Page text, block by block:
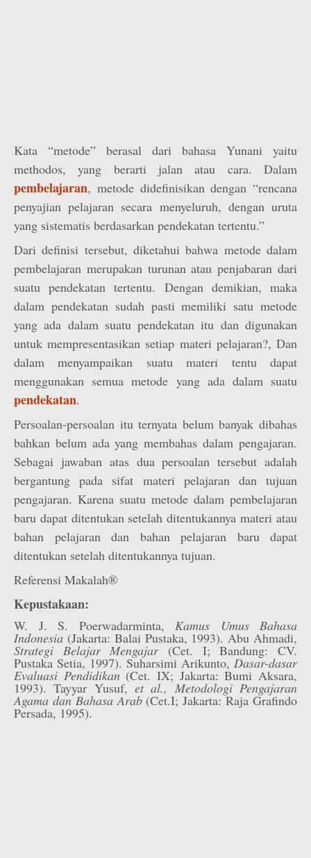
Kata “metode” berasal dari bahasa Yunani yaitu
methodos, yang berarti jalan atau cara. Dalam
pembelajaran, metode didefinisikan dengan “rencana
penyajian pelajaran secara menyeluruh, dengan uruta
yang sistematis berdasarkan pendekatan tertentu.”
Dari definisi tersebut, diketahui bahwa metode dalam
pembelajaran merupakan turunan atau penjabaran dari
suatu pendekatan tertentu. Dengan demikian, maka
dalam pendekatan sudah pasti memiliki satu metode
yang ada dalam suatu pendekatan itu dan digunakan
untuk mempresentasikan setiap materi pelajaran?, Dan
dalam menyampaikan suatu materi tentu dapat
menggunakan semua metode yang ada dalam suatu
pendekatan.
Persoalan-persoalan itu ternyata belum banyak dibahas
bahkan belum ada yang membahas dalam pengajaran.
Sebagai jawaban atas dua persoalan tersebut adalah
bergantung pada sifat materi pelajaran dan tujuan
pengajaran. Karena suatu metode dalam pembelajaran
baru dapat ditentukan setelah ditentukannya materi atau
bahan pelajaran dan bahan pelajaran baru dapat
ditentukan setelah ditentukannya tujuan.
Referensi Makalah®
Kepustakaan:
W. J. S. Poerwadarminta, Kamus Umus Bahasa
Indonesia (Jakarta: Balai Pustaka, 1993). Abu Ahmadi,
Strategi Belajar Mengajar (Cet. I; Bandung: CV.
Pustaka Setia, 1997). Suharsimi Arikunto, Dasar-dasar
Evaluasi Pendidikan (Cet. IX; Jakarta: Bumi Aksara,
1993). Tayyar Yusuf, et al., Metodologi Pengajaran
Agama dan Bahasa Arab (Cet.I; Jakarta: Raja Grafindo
Persada, 1995).